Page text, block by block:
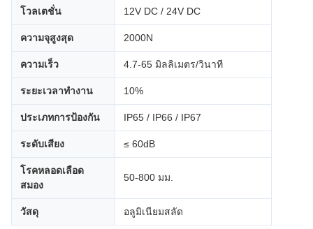
โวลเตชั่น 12V DC / 24V DC
ความจุสูงสุด 2000N
ความเร็ว 4.7-65 มิลลิเมตร/วินาที
ระยะเวลาทํางาน 10%
ประเภทการป้องกัน IP65 / IP66 / IP67
ระดับเสียง ≤ 60dB
โรคหลอดเลือด
สมอง
50-800 มม.
วัสดุ อลูมิเนียมสลัด